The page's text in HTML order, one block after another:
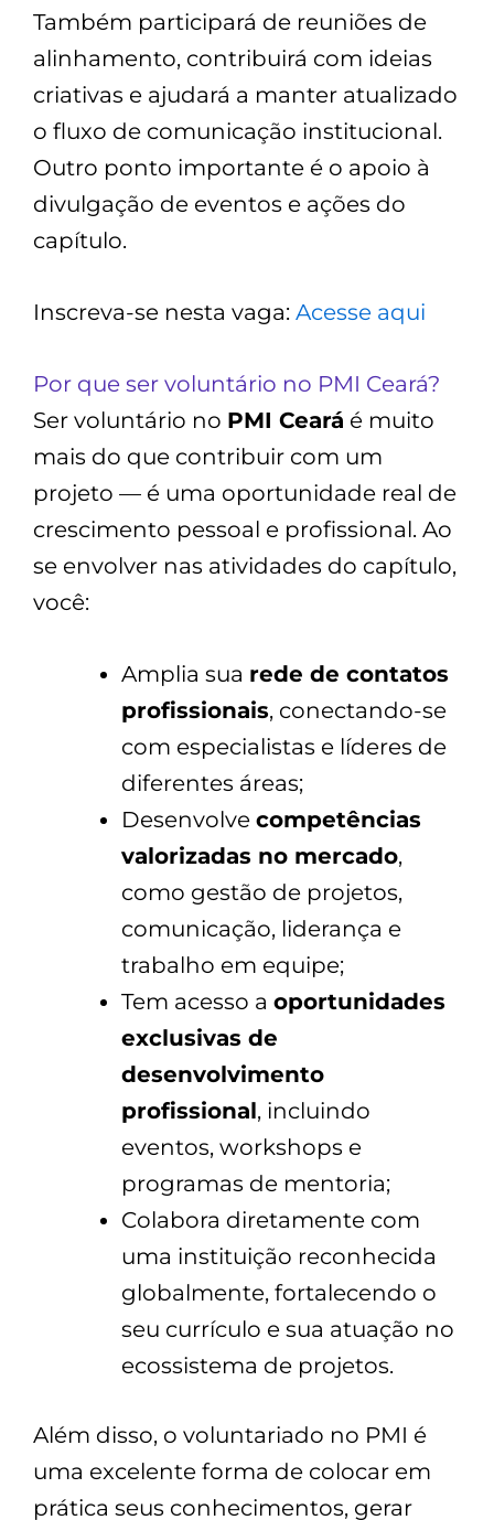
Também participará de reuniões de
alinhamento, contribuirá com ideias
criativas e ajudará a manter atualizado
o fluxo de comunicação institucional.
Outro ponto importante é o apoio à
divulgação de eventos e ações do
capítulo.
Inscreva-se nesta vaga: Acesse aqui
Por que ser voluntário no PMI Ceará?
Ser voluntário no PMI Ceará é muito
mais do que contribuir com um
projeto — é uma oportunidade real de
crescimento pessoal e profissional. Ao
se envolver nas atividades do capítulo,
você:
Amplia sua rede de contatos
profissionais, conectando-se
com especialistas e líderes de
diferentes áreas;
Desenvolve competências
valorizadas no mercado,
como gestão de projetos,
comunicação, liderança e
trabalho em equipe;
Tem acesso a oportunidades
exclusivas de
desenvolvimento
profissional, incluindo
eventos, workshops e
programas de mentoria;
Colabora diretamente com
uma instituição reconhecida
globalmente, fortalecendo o
seu currículo e sua atuação no
ecossistema de projetos.
Além disso, o voluntariado no PMI é
uma excelente forma de colocar em
prática seus conhecimentos, gerar